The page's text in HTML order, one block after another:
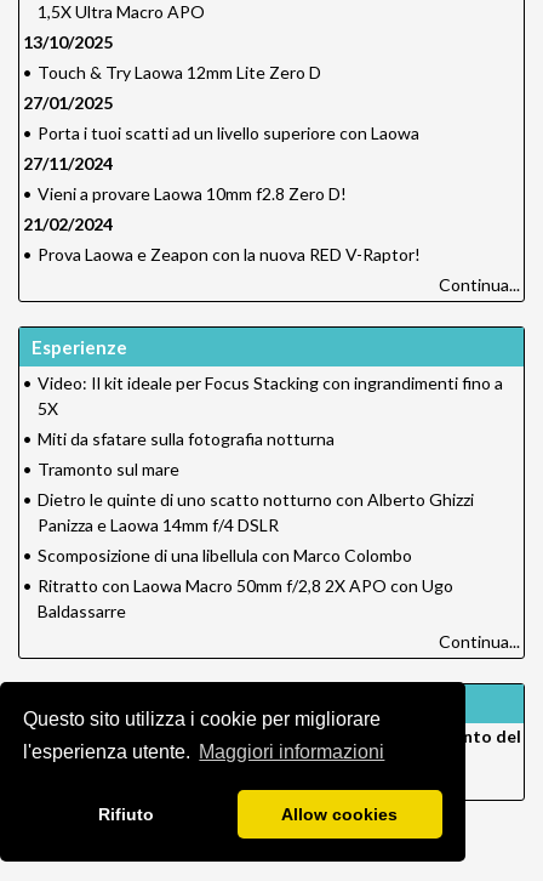
Questo sito utilizza i cookie per migliorare
l'esperienza utente. Maggiori informazioni
Rifiuto Allow cookies
1,5X Ultra Macro APO
13/10/2025
• Touch & Try Laowa 12mm Lite Zero D
27/01/2025
• Porta i tuoi scatti ad un livello superiore con Laowa
27/11/2024
• Vieni a provare Laowa 10mm f2.8 Zero D!
21/02/2024
• Prova Laowa e Zeapon con la nuova RED V-Raptor!
Continua...
Esperienze
• Video: Il kit ideale per Focus Stacking con ingrandimenti fino a
5X
• Miti da sfatare sulla fotografia notturna
• Tramonto sul mare
• Dietro le quinte di uno scatto notturno con Alberto Ghizzi
Panizza e Laowa 14mm f/4 DSLR
• Scomposizione di una libellula con Marco Colombo
• Ritratto con Laowa Macro 50mm f/2,8 2X APO con Ugo
Baldassarre
Continua...
Iscriviti alla nostra newsletter e ricevi un
COUPON sconto del
5%
per il tuo primo acquisto!